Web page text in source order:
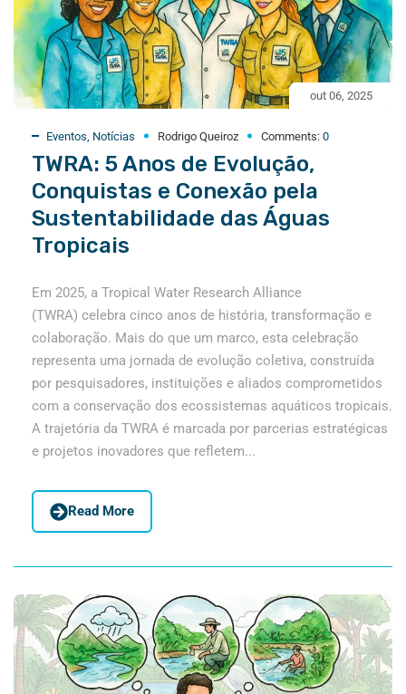
out 06, 2025
Eventos Notícias Rodrigo Queiroz Comments: 0
TWRA: 5 Anos de Evolução,
Conquistas e Conexão pela
Sustentabilidade das Águas
Tropicais
Em 2025, a Tropical Water Research Alliance
(TWRA) celebra cinco anos de história, transformação e
colaboração. Mais do que um marco, esta celebração
representa uma jornada de evolução coletiva, construída
por pesquisadores, instituições e aliados comprometidos
com a conservação dos ecossistemas aquáticos tropicais.
A trajetória da TWRA é marcada por parcerias estratégicas
e projetos inovadores que refletem...
Read More